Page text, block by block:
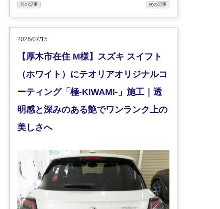
前の記事 次の記事
2026/07/15
【厚木市在住 M様】スズキ スイフト
（ホワイト）にテオリアオリジナルコ
ーティング「極-KIWAMI-」施工｜透
明感と深みのある艶でワンランク上の
美しさへ